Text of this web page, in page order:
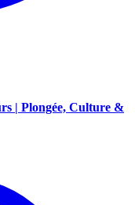
| Plongée, Culture &